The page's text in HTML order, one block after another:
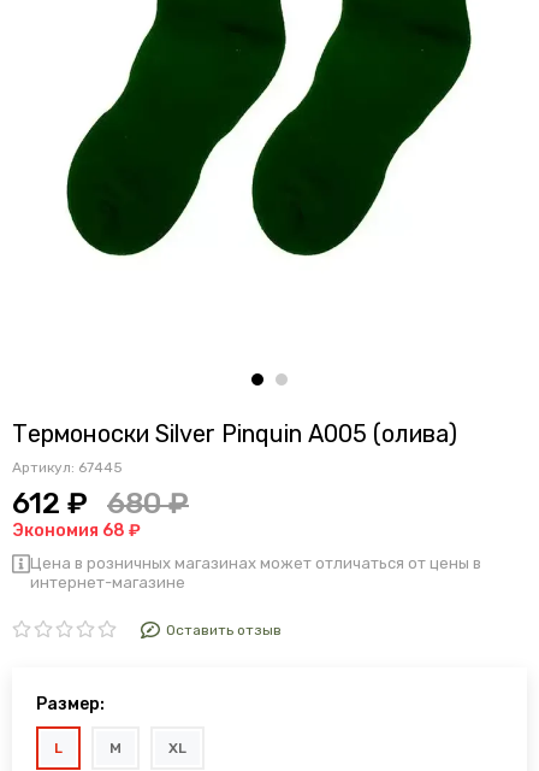
Термоноски Silver Pinquin А005 (олива)
Артикул: 67445
612 ₽ 680 ₽
Экономия 68 ₽
Цена в розничных магазинах может отличаться от цены в
интернет-магазине
Оставить отзыв
Размер:
L M XL